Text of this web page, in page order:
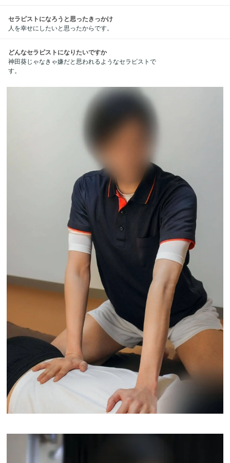
セラピストになろうと思ったきっかけ
人を幸せにしたいと思ったからです。
どんなセラピストになりたいですか
神田葵じゃなきゃ嫌だと思われるようなセラピストで
す。